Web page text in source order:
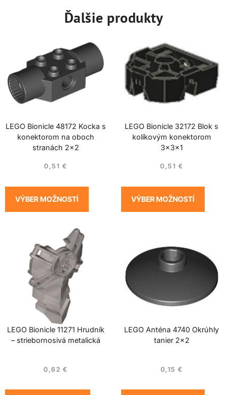
Ďalšie produkty
LEGO Bionicle 48172 Kocka s
konektorom na oboch
stranách 2×2
0,51 €
VÝBER MOŽNOSTÍ
LEGO Bionicle 32172 Blok s
kolíkovým konektorom
3x3x1
0,51 €
VÝBER MOŽNOSTÍ
LEGO Bionicle 11271 Hrudník
– striebornosivá metalická
0,62 €
LEGO Anténa 4740 Okrúhly
tanier 2×2
0,15 €